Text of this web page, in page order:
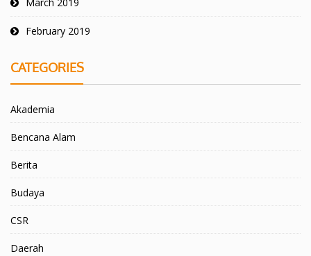
March 2019
February 2019
CATEGORIES
Akademia
Bencana Alam
Berita
Budaya
CSR
Daerah